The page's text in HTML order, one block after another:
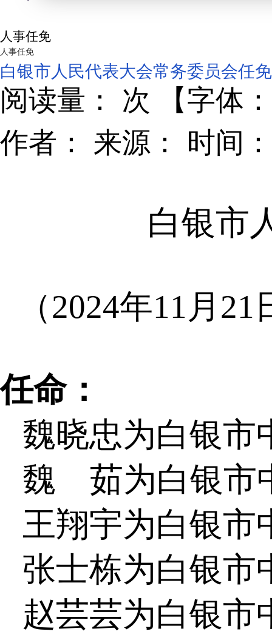
人事任免
人事任免
白银市人民代表大会常务委员会任
阅读量： 次 【字体：
作者： 来源： 时间
白银市
（2024年11月
任命：
魏晓忠为白银市
魏 茹为白银市
王翔宇为白银市
张士栋为白银市
赵芸芸为白银市